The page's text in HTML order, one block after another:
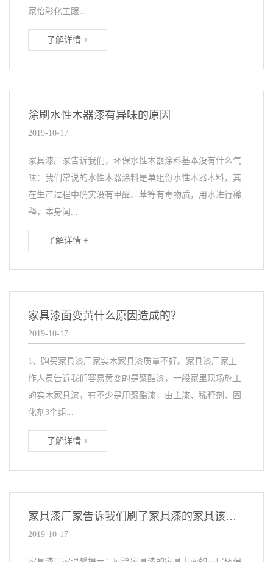
家怡彩化工跟...
了解详情 +
涂刷水性木器漆有异味的原因
2019-10-17
家具漆厂家告诉我们，环保水性木器涂料基本没有什么气
味：我们常说的水性木器涂料是单组份水性木器木料，其
在生产过程中确实没有甲醛、苯等有毒物质，用水进行稀
释，本身闻...
了解详情 +
家具漆面变黄什么原因造成的？
2019-10-17
1、购买家具漆厂家实木家具漆质量不好。家具漆厂家工
作人员告诉我们容易黄变的是聚酯漆，一般家里现场施工
的实木家具漆，有不少是用聚酯漆，由主漆、稀释剂、固
化剂3个组...
了解详情 +
家具漆厂家告诉我们刷了家具漆的家具该怎么保养呢？
2019-10-17